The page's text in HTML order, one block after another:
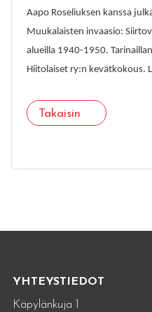
Aapo Roseliuksen kanssa
Muukalaisten invaasio:
alueilla 1940-1950.
Hiitolaiset ry:n kevätkokous.
Takaisin
YHTEYSTIEDOT
Käpylänkuja 1